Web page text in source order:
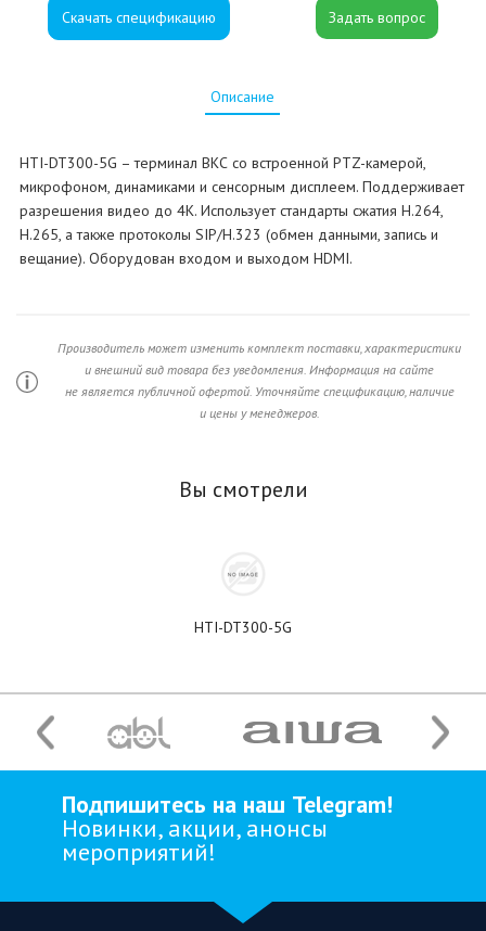
Скачать спецификацию
Описание
HTI-DT300-5G – терминал ВКС со встроенной PTZ-камерой,
микрофоном, динамиками и сенсорным дисплеем. Поддерживает
разрешения видео до 4К. Использует стандарты сжатия H.264,
H.265, а также протоколы SIP/H.323 (обмен данными, запись и
вещание). Оборудован входом и выходом HDMI.
Производитель может изменить комплект поставки, характеристики
и внешний вид товара без уведомления. Информация на сайте
не является публичной офертой. Уточняйте спецификацию, наличие
и цены у менеджеров.
Вы смотрели
HTI-DT300-5G
Подпишитесь на наш Telegram!
Новинки, акции, анонсы
мероприятий!